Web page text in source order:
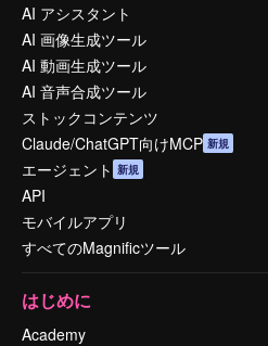
AI アシスタント
AI 画像生成ツール
AI 動画生成ツール
AI 音声合成ツール
ストックコンテンツ
Claude/ChatGPT向けMCP 新規
エージェント 新規
API
モバイルアプリ
すべてのMagnificツール
はじめに
Academy